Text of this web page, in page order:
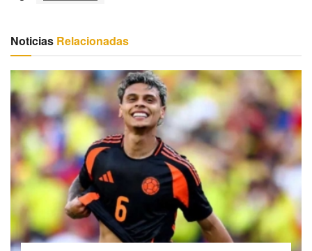
Noticias Relacionadas